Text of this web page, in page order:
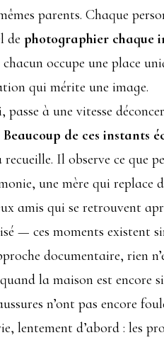
parents. Chaque
de photographier chaque
occupe une place
qui mérite une image.
à une vitesse
Beaucoup de ces instants
Il observe ce que
une mère qui replace
amis qui se retrouvent
— ces moments existent
documentaire, rien
la maison est encore
n’ont pas encore
lentement d’abord : les